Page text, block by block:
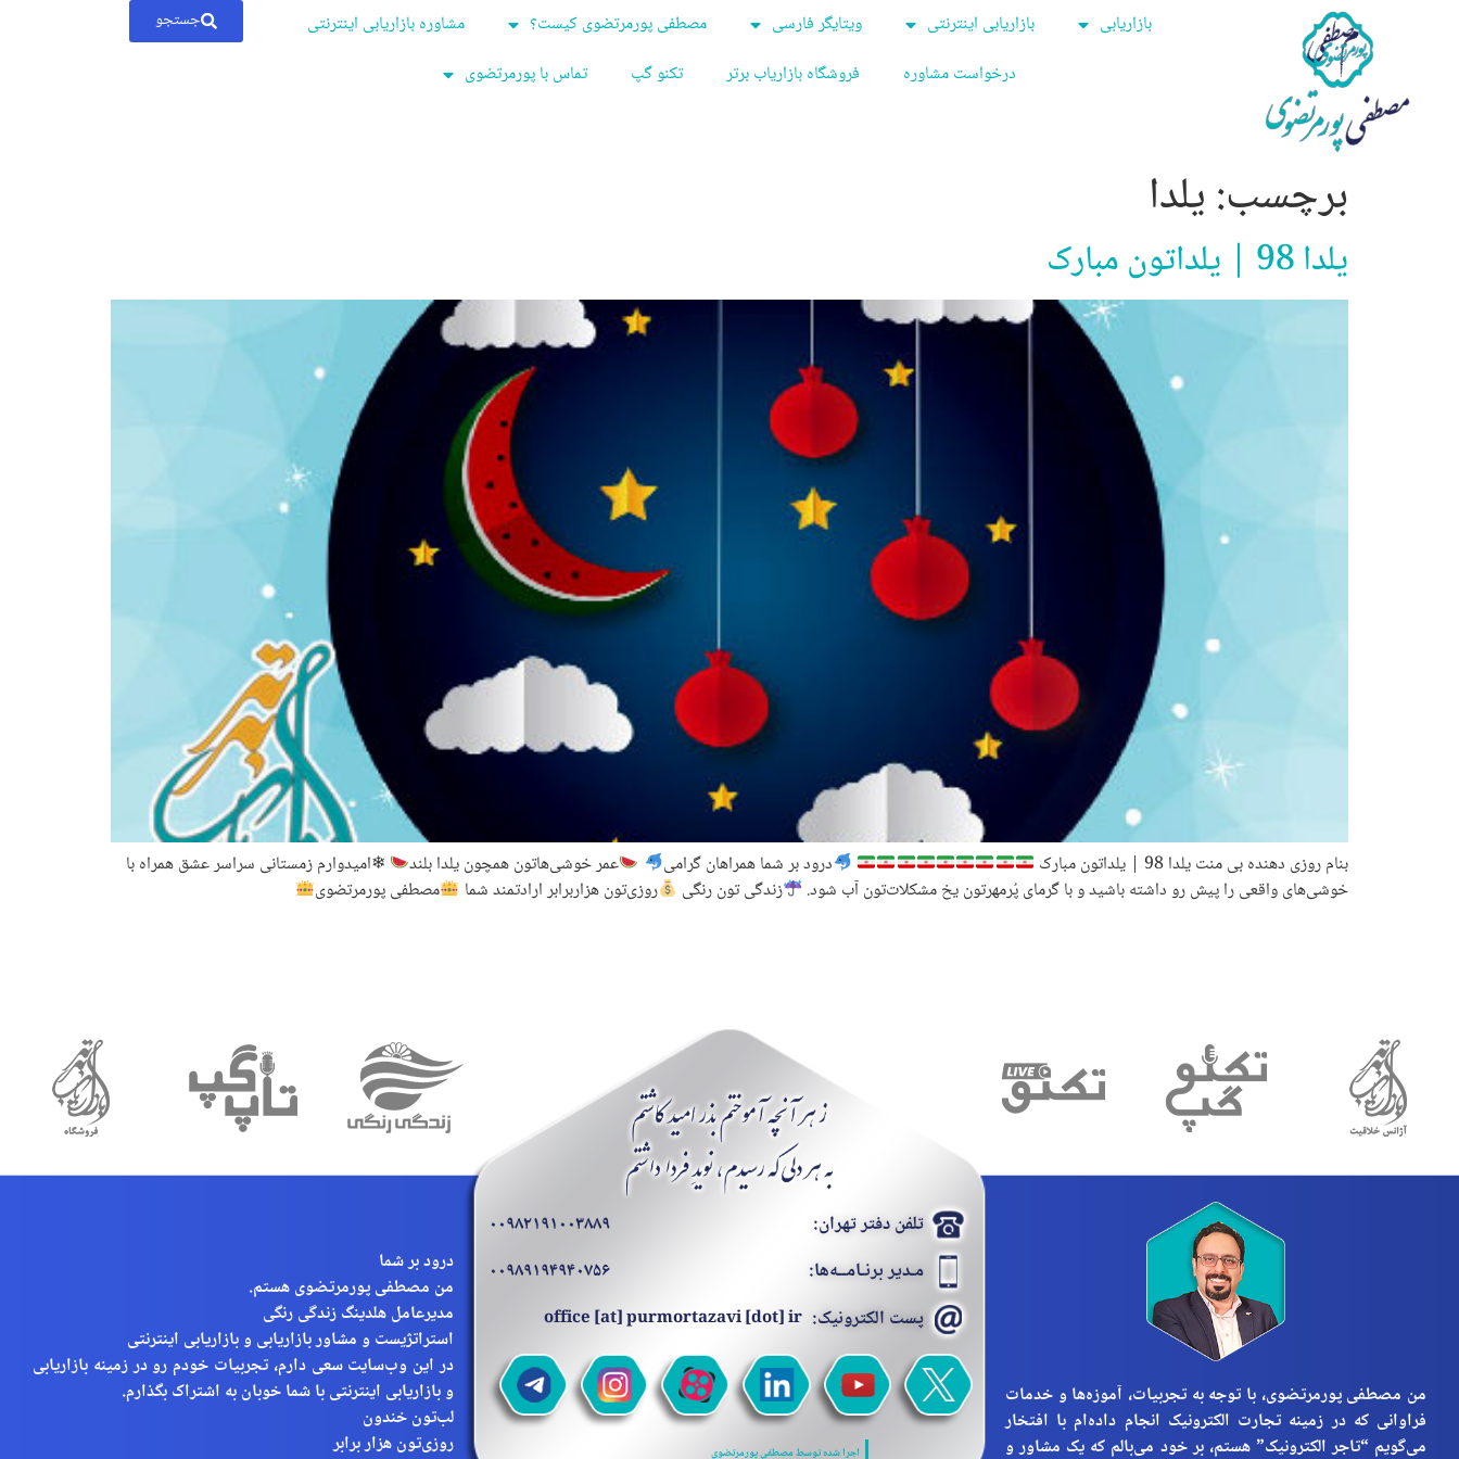
بازاریابی بازاریابی اینترنتی ویتایگر فارسی مصطفی پورمرتضوی کیست؟
مشاوره بازاریابی اینترنتی
درخواست مشاوره
فروشگاه بازاریاب برتر تکنو گپ تماس با پورمرتضوی
جستجو
برچسب:یلدا
یلدا 98 | یلداتون مبارک
بنام روزی دهنده بی منت یلدا 98 | یلداتون مبارک درود بر شما همراهان گرامی ‌عمر خوشی‌هاتون همچون یلدا بلند
❄امیدوارم زمستانی سراسر عشق همراه با
خوشی‌های واقعی را پیش رو داشته باشید و با گرمای پُرمهرتون یخ مشکلات‌تون آب شود.
زندگی تون رنگی روزی‌تون هزاربرابر ارادتمند شما مصطفی پورمرتضوی
من مصطفی پورمرتضوی، با توجه به تجربیات، آموزه‌ها و خدمات
فراوانی که در زمینه تجارت الکترونیک انجام داده‌ام با افتخار
می‌گویم “تاجر الکترونیک” هستم، بر خود می‌بالم که یک مشاور و
تلفن دفتر تهران:
۰۰۹۸۲۱۹۱۰۰۳۸۸۹
مـدیر برنـامــه‌ها:
۰۰۹۸۹۱۹۴۹۴۰۷۵۶
پست الکترونیک: office [at] purmortazavi [dot] ir
اجرا شده توسطمصطفی پورمرتضوی
درود بر شما
من مصطفی پورمرتضوی هستم.
مدیرعامل هلدینگ زندگی رنگی
استراتژیست و مشاور بازاریابی و بازاریابی اینترنتی
در این وب‌سایت سعی دارم، تجربیات خودم رو در زمینه بازاریابی
و بازاریابی اینترنتی با شما خوبان به اشتراک بگذارم.
لب‌تون خندون
روزی‌تون هزار برابر